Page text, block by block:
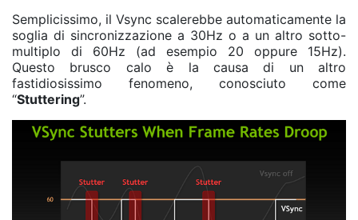
Semplicissimo, il Vsync scalerebbe automaticamente la
soglia di sincronizzazione a 30Hz o a un altro sotto-
multiplo di 60Hz (ad esempio 20 oppure 15Hz).
Questo brusco calo è la causa di un altro
fastidiosissimo fenomeno, conosciuto come
“Stuttering”.